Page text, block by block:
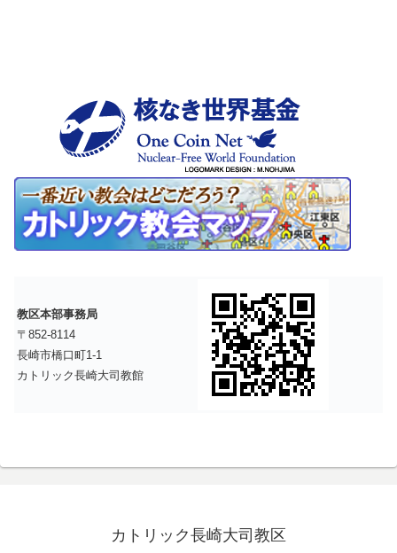
教区本部事務局
〒852-8114
長崎市橋口町1-1
カトリック長崎大司教館
カトリック長崎大司教区